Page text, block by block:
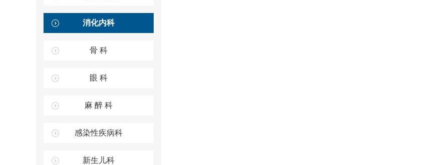
消化内科
骨 科
眼 科
麻 醉 科
感染性疾病科
新生儿科